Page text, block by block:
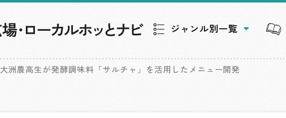
ジャンル別一覧
大洲農高生が発酵調味料「サルチャ」を活用したメニュー開発